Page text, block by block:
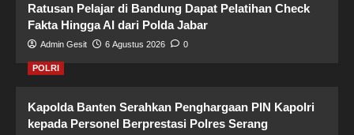
Ratusan Pelajar di Bandung Dapat Pelatihan Check
Fakta Hingga AI dari Polda Jabar
Admin Gesit 6 Agustus 2026 0
POLRI
Kapolda Banten Serahkan Penghargaan PIN Kapolri
kepada Personel Berprestasi Polres Serang